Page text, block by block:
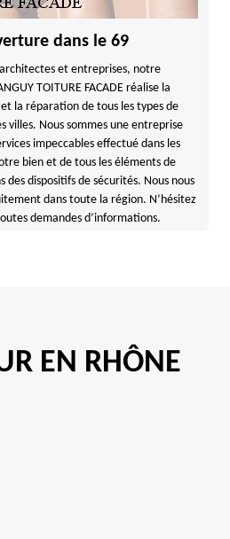
dans le 69
et entreprises, notre
TOITURE FACADE réalise la
la réparation de tous les types de
villes. Nous sommes une entreprise
impeccables effectué dans les
bien et de tous les éléments de
dispositifs de sécurités. Nous nous
dans toute la région. N’hésitez
demandes d’informations.
EN RHÔNE